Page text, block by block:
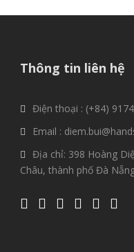
Thông tin liên hệ
Điện thoại : (+84)
Email :
Địa chỉ: 398 Hoàng
Châu, thành phố Đà